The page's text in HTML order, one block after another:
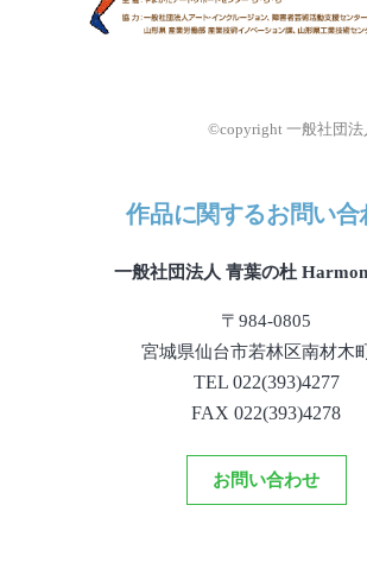
©copyright 一般社
作品に関するお問い合
一般社団法人 青葉の杜
〒984-0805
宮城県仙台市若林区南材木
​TEL 022(393)4277
FAX 022(393)4278
お問い合わせ